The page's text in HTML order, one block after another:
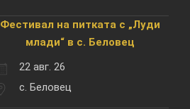
Фестивал на питката с „Луди
млади“ в с. Беловец
22 авг. 26
с. Беловец